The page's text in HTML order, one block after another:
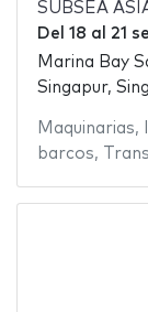
SUBSEA
Del 18 al 21
Marina Bay
Singapur,
Maquinarias,
barcos,